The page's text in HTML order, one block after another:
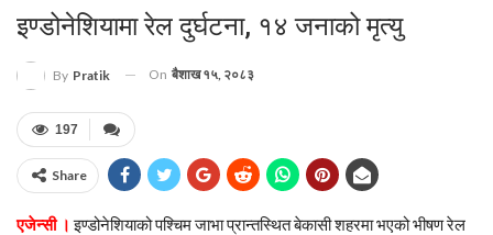
इण्डोनेशियामा रेल दुर्घटना, १४ जनाको मृत्यु
By Pratik On बैशाख १५, २०८३
197
Share
एजेन्सी । इण्डोनेशियाको पश्चिम जाभा प्रान्तस्थित बेकासी शहरमा भएको भीषण रेल